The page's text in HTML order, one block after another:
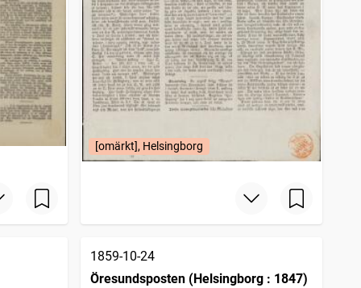
[omärkt], Helsingborg
1859-10-24
Öresundsposten (Helsingborg : 1847)